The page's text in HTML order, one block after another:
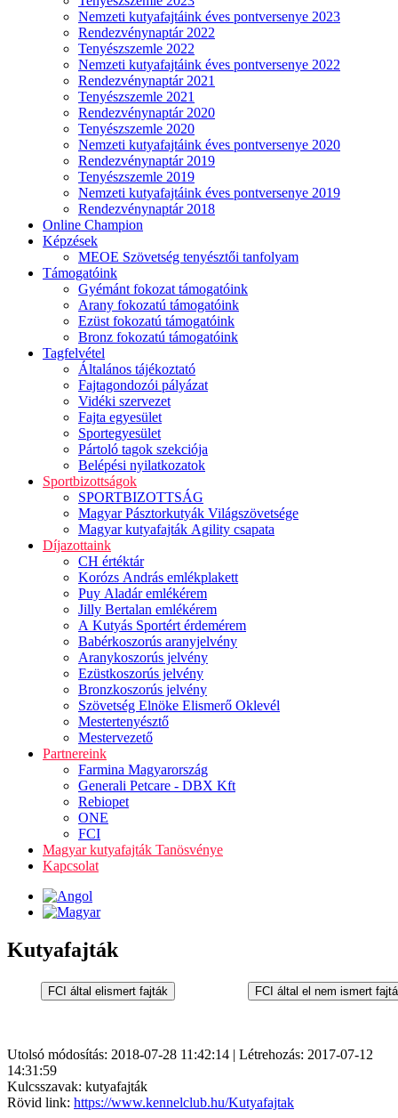
Nemzeti kutyafajtáink éves pontversenye 2023
Rendezvénynaptár 2022
Tenyészszemle 2022
Nemzeti kutyafajtáink éves pontversenye 2022
Rendezvénynaptár 2021
Tenyészszemle 2021
Rendezvénynaptár 2020
Tenyészszemle 2020
Nemzeti kutyafajtáink éves pontversenye 2020
Rendezvénynaptár 2019
Tenyészszemle 2019
Nemzeti kutyafajtáink éves pontversenye 2019
Rendezvénynaptár 2018
Online Champion
Képzések
MEOE Szövetség tenyésztői tanfolyam
Támogatóink
Gyémánt fokozat támogatóink
Arany fokozatú támogatóink
Ezüst fokozatú támogatóink
Bronz fokozatú támogatóink
Tagfelvétel
Általános tájékoztató
Fajtagondozói pályázat
Vidéki szervezet
Fajta egyesület
Sportegyesület
Pártoló tagok szekciója
Belépési nyilatkozatok
Sportbizottságok
SPORTBIZOTTSÁG
Magyar Pásztorkutyák Világszövetsége
Magyar kutyafajták Agility csapata
Díjazottaink
CH értéktár
Korózs András emlékplakett
Puy Aladár emlékérem
Jilly Bertalan emlékérem
A Kutyás Sportért érdemérem
Babérkoszorús aranyjelvény
Aranykoszorús jelvény
Ezüstkoszorús jelvény
Bronzkoszorús jelvény
Szövetség Elnöke Elismerő Oklevél
Mestertenyésztő
Mestervezető
Partnereink
Farmina Magyarország
Generali Petcare - DBX Kft
Rebiopet
ONE
FCI
Magyar kutyafajták Tanösvénye
Kapcsolat
Kutyafajták
Utolsó módosítás: 2018-07-28 11:42:14 | Létrehozás: 2017-07-12
14:31:59
Kulcsszavak: kutyafajták
Rövid link: https://www.kennelclub.hu/Kutyafajtak